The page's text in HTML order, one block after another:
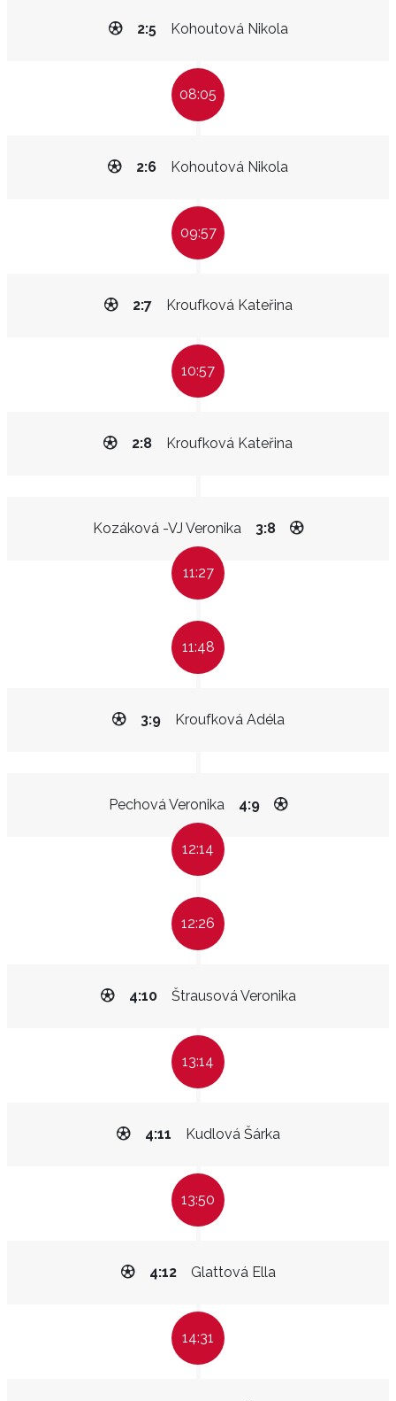
Kohoutová Nikola
2:5
08:05
Kohoutová Nikola
2:6
09:57
Kroufková Kateřina
2:7
10:57
Kroufková Kateřina
2:8
Kozáková -VJ Veronika 3:8
11:27
11:48
Kroufková Adéla
3:9
Pechová Veronika 4:9
12:14
12:26
Štrausová Veronika
4:10
13:14
Kudlová Šárka
4:11
13:50
Glattová Ella
4:12
14:31